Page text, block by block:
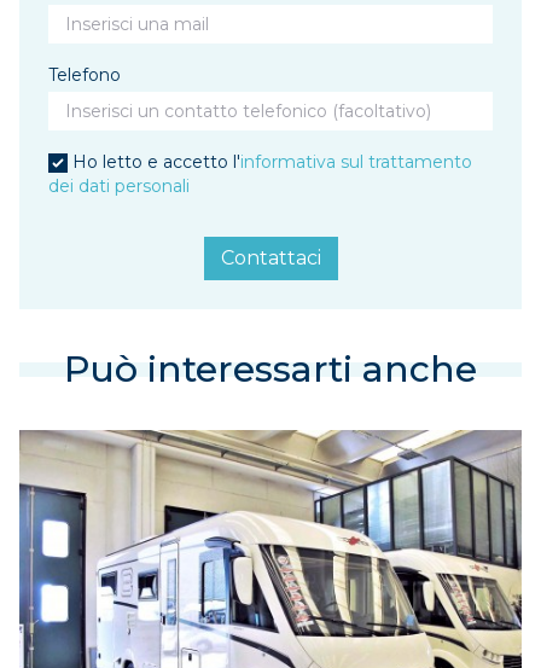
Telefono
Ho letto e accetto l'informativa sul trattamento
dei dati personali
Contattaci
Può interessarti anche